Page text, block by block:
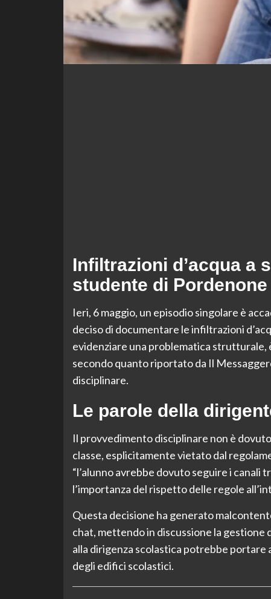
Infiltrazioni d’acqua a
studente di Pordenone
Ieri, 6 maggio, un episodio singolare è
deciso di documentare le infiltrazioni
evidenziare una problematica strutturale,
secondo quanto riportato da Il
disciplinare.
Le parole della
Il provvedimento disciplinare non è
classe, esplicitamente vietato dal
“l’alunno avrebbe dovuto seguire i canali
l’importanza del rispetto delle regole
Questa decisione ha generato
chat, mettendo in discussione la gestione
alla dirigenza scolastica potrebbe portare
degli edifici scolastici.